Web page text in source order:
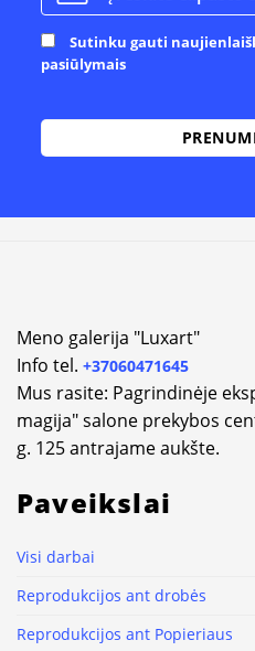
Sutinku gauti
pasiūlymais
Meno galerija "Luxart"
Info tel. +37060471645
Mus rasite: Pagrindinėje
magija" salone prekybos
g. 125 antrajame aukšte.
Paveikslai
Visi darbai
Reprodukcijos ant drobės
Reprodukcijos ant Popieriaus